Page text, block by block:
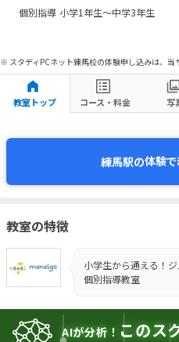
個別指導 小学1年生～中学3年生
※ スタディPCネット練馬校の体験申し込みは、当
教室トップ コース・料金 写
練馬駅の体験で
教室の特徴
小学生から通える！
個別指導教室
AIが分析！ このス